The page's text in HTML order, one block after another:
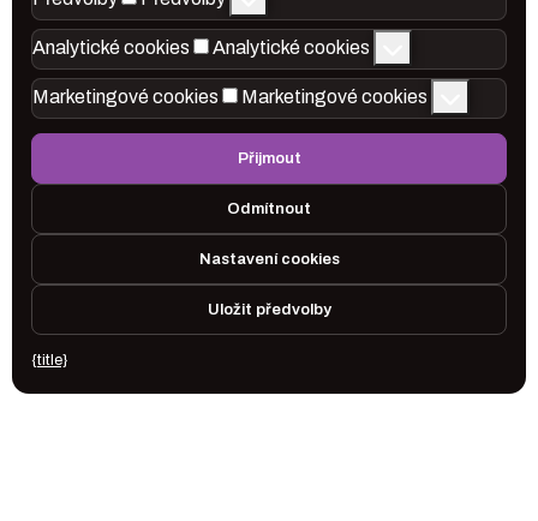
Analytické cookies Analytické cookies
Marketingové cookies Marketingové cookies
Přijmout
Odmítnout
Nastavení cookies
Uložit předvolby
{title}